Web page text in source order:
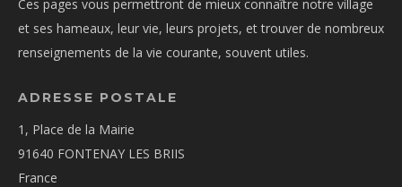
Ces pages vous permettront de mieux connaître notre village
et ses hameaux, leur vie, leurs projets, et trouver de nombreux
renseignements de la vie courante, souvent utiles.
ADRESSE POSTALE
1, Place de la Mairie
91640 FONTENAY LES BRIIS
France